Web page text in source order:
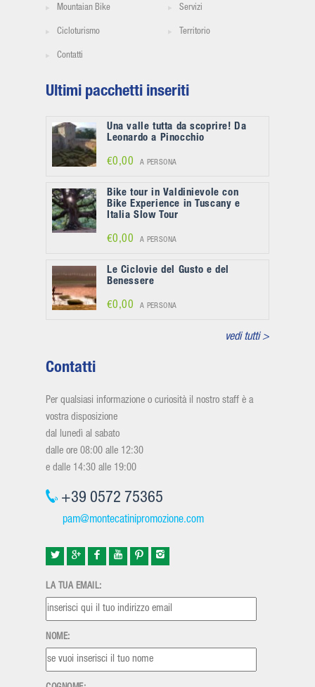
Mountaian Bike Servizi
Cicloturismo Territorio
Contatti
Ultimi pacchetti inseriti
Una valle tutta da scoprire! Da
Leonardo a Pinocchio
€0,00 A PERSONA
Bike tour in Valdinievole con
Bike Experience in Tuscany e
Italia Slow Tour
€0,00 A PERSONA
Le Ciclovie del Gusto e del
Benessere
€0,00 A PERSONA
vedi tutti >
Contatti
Per qualsiasi informazione o curiosità il nostro staff è a
vostra disposizione
dal lunedì al sabato
dalle ore 08:00 alle 12:30
e dalle 14:30 alle 19:00
+39 0572 75365
pam@montecatinipromozione.com
LA TUA EMAIL:
NOME: